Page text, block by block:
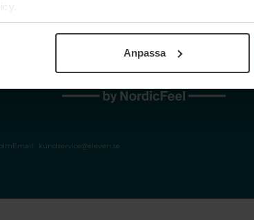
Anpassa
Email: kundservice@eleven.se